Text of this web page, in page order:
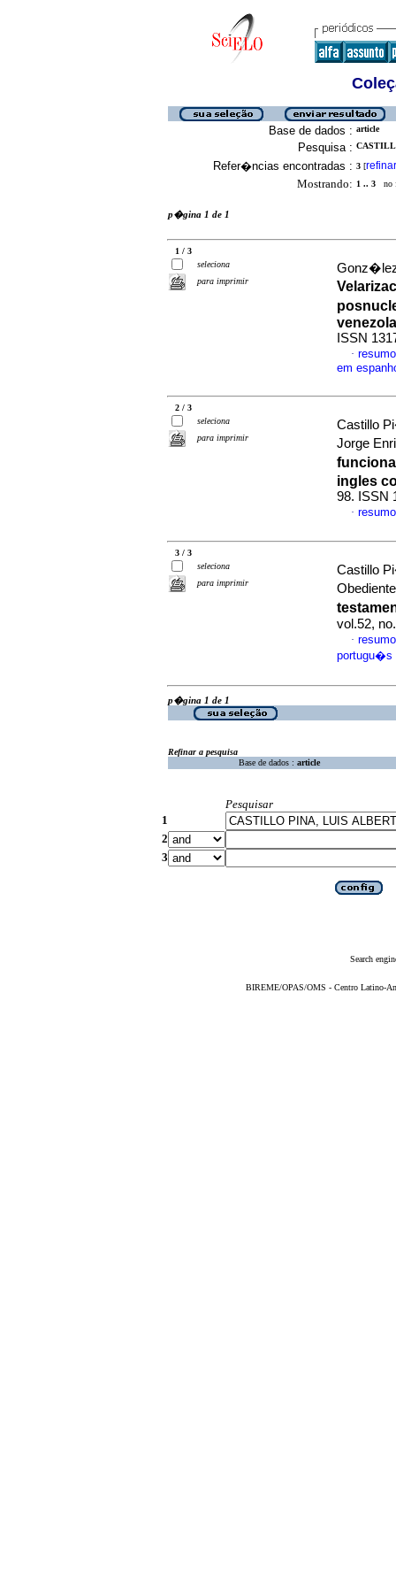
Base de dados : article
Pesquisa :
Refer�ncias encontradas : 3 [refinar
Mostrando: 1 .. 3 no
p�gina 1 de 1
1 / 3
seleciona
para imprimir
ISSN
·
em
2 / 3
seleciona
para imprimir
Castillo
Jorge
ingles
98. ISSN
·
3 / 3
seleciona
para imprimir
Castillo
vol.52,
·
portugu�s
p�gina 1 de 1
Refinar a pesquisa
Base de dados : article
Pesquisar
1
2
3
Search
BIREME/OPAS/OMS - Centro Latino-